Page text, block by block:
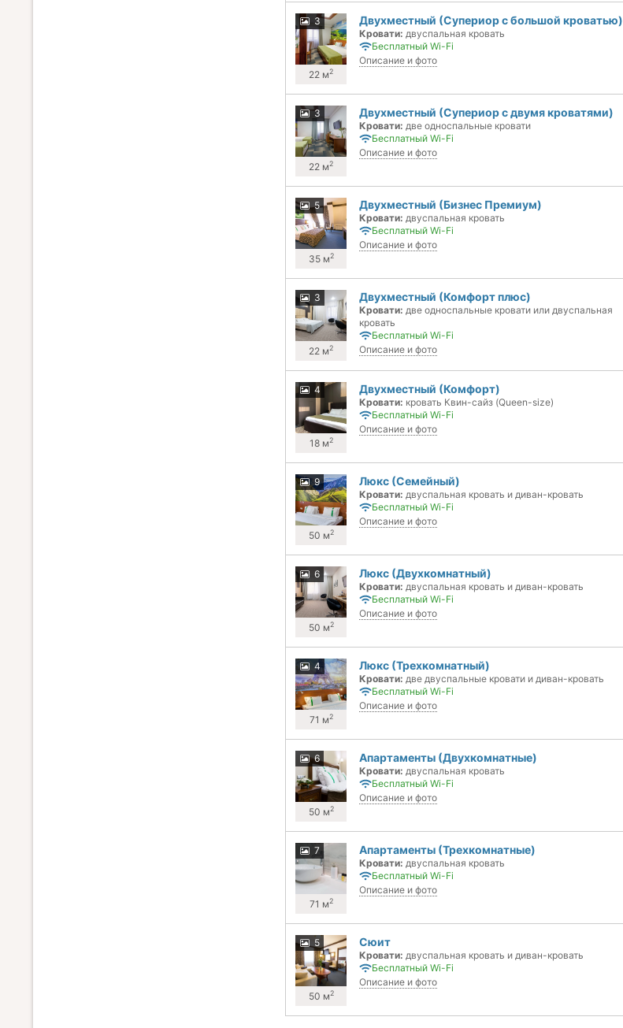
3
22 м2
Двухместный (Супериор с большой кроватью)
Кровати: двуспальная кровать
Бесплатный Wi-Fi
Описание и фото
3
22 м2
Двухместный (Супериор с двумя кроватями)
Кровати: две односпальные кровати
Бесплатный Wi-Fi
Описание и фото
5
35 м2
Двухместный (Бизнес Премиум)
Кровати: двуспальная кровать
Бесплатный Wi-Fi
Описание и фото
3
22 м2
Двухместный (Комфорт плюс)
Кровати: две односпальные кровати или двуспальная
кровать
Бесплатный Wi-Fi
Описание и фото
4
18 м2
Двухместный (Комфорт)
Кровати: кровать Квин-сайз (Queen-size)
Бесплатный Wi-Fi
Описание и фото
9
50 м2
Люкс (Семейный)
Кровати: двуспальная кровать и диван-кровать
Бесплатный Wi-Fi
Описание и фото
6
50 м2
Люкс (Двухкомнатный)
Кровати: двуспальная кровать и диван-кровать
Бесплатный Wi-Fi
Описание и фото
4
71 м2
Люкс (Трехкомнатный)
Кровати: две двуспальные кровати и диван-кровать
Бесплатный Wi-Fi
Описание и фото
6
50 м2
Апартаменты (Двухкомнатные)
Кровати: двуспальная кровать
Бесплатный Wi-Fi
Описание и фото
7
71 м2
Апартаменты (Трехкомнатные)
Кровати: двуспальная кровать
Бесплатный Wi-Fi
Описание и фото
5
50 м2
Сюит
Кровати: двуспальная кровать и диван-кровать
Бесплатный Wi-Fi
Описание и фото